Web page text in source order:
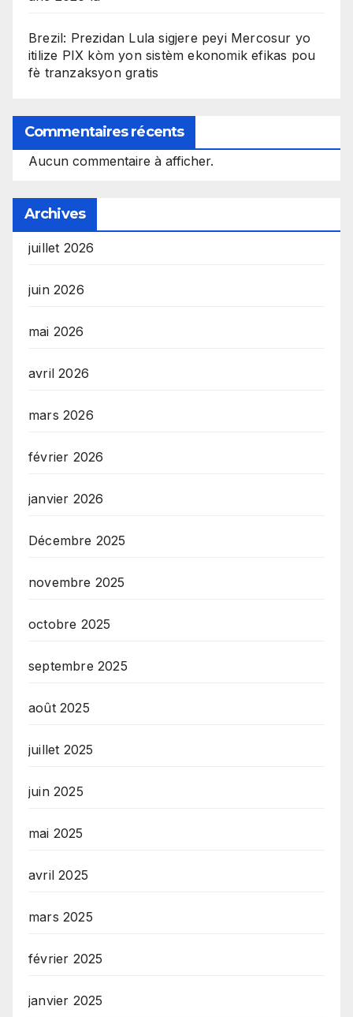
Brezil: Prezidan Lula sigjere peyi Mercosur yo
itilize PIX kòm yon sistèm ekonomik efikas pou
fè tranzaksyon gratis
Commentaires récents
Aucun commentaire à afficher.
Archives
juillet 2026
juin 2026
mai 2026
avril 2026
mars 2026
février 2026
janvier 2026
Décembre 2025
novembre 2025
octobre 2025
septembre 2025
août 2025
juillet 2025
juin 2025
mai 2025
avril 2025
mars 2025
février 2025
janvier 2025